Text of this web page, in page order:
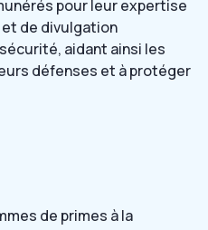
pour leur expertise
de divulgation
aidant ainsi les
défenses et à protéger
de primes à la